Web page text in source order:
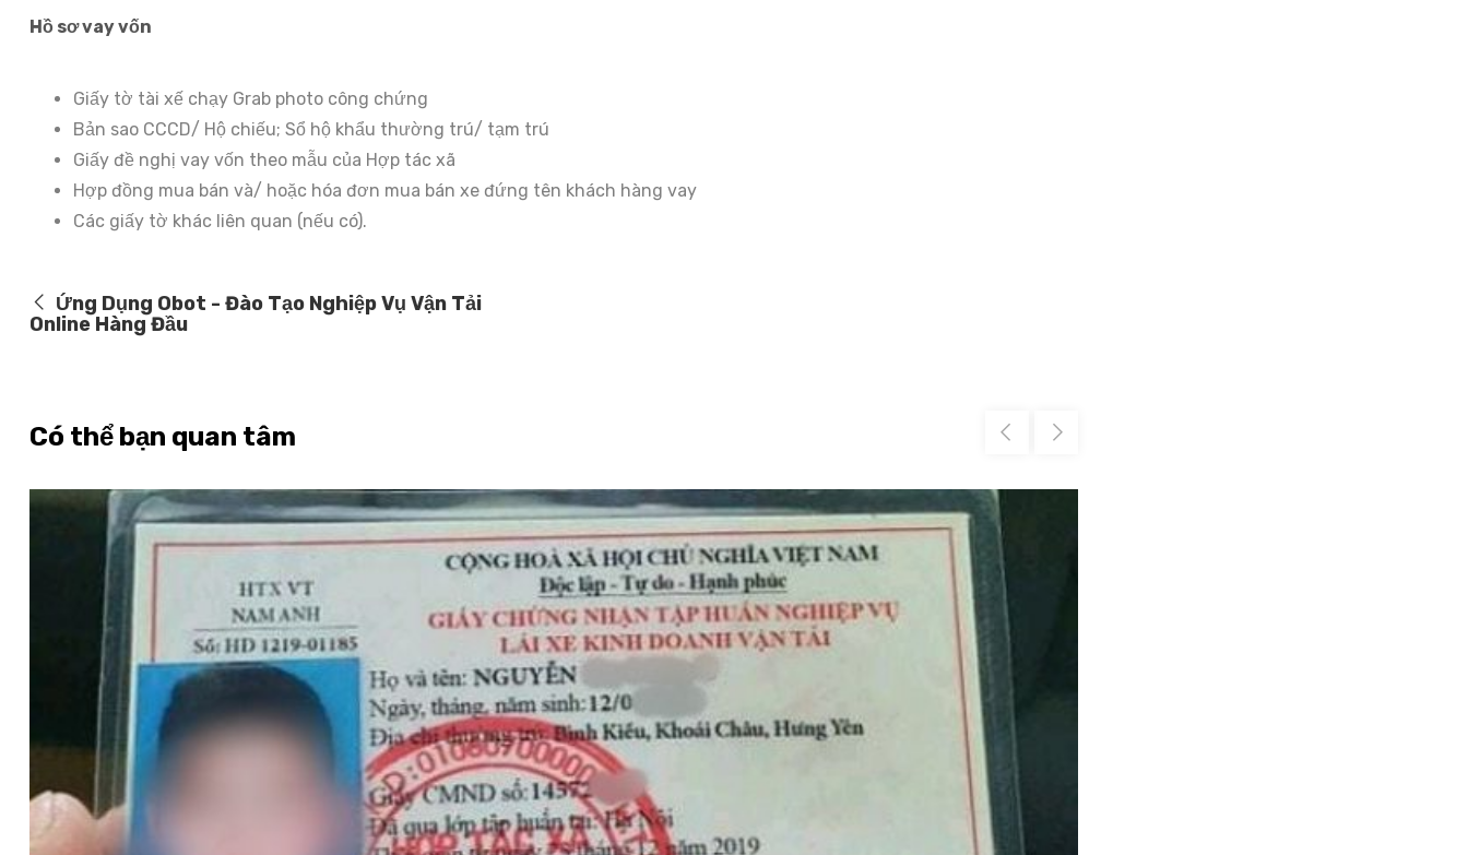
Hồ sơ vay vốn
Giấy tờ tài xế chạy Grab photo công chứng
Bản sao CCCD/ Hộ chiếu; Sổ hộ khẩu thường trú/ tạm trú
Giấy đề nghị vay vốn theo mẫu của Hợp tác xã
Hợp đồng mua bán và/ hoặc hóa đơn mua bán xe đứng tên khách hàng vay
Các giấy tờ khác liên quan (nếu có).
Ứng Dụng Obot - Đào Tạo Nghiệp Vụ Vận Tải
Online Hàng Đầu
Có thể bạn quan tâm